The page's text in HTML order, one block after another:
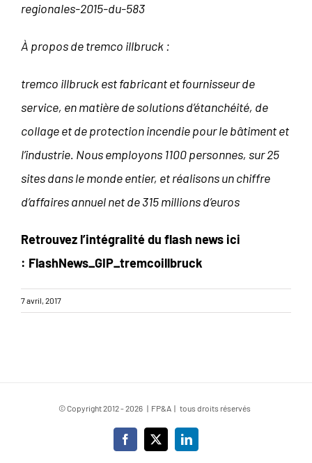
regionales-2015-du-583
À propos de tremco illbruck :
tremco illbruck est fabricant et fournisseur de
service, en matière de solutions d’étanchéité, de
collage et de protection incendie pour le bâtiment et
l’industrie. Nous employons 1100 personnes, sur 25
sites dans le monde entier, et réalisons un chiffre
d’affaires annuel net de 315 millions d’euros
Retrouvez l’intégralité du flash news ici
: FlashNews_GIP_tremcoillbruck
7 avril, 2017
© Copyright 2012 -2026 | FP&A | tous droits réservés
Facebook
X LinkedIn